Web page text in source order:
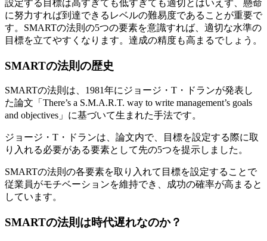
設定する目標は高すぎても低すぎても適切とはいえず、懸命
に努力すれば到達できるレベルの難易度であることが重要で
す。SMARTの法則の5つの要素を意識すれば、適切な水準の
目標を立てやすくなります。達成の精度も高まるでしょう。
SMARTの法則の歴史
SMARTの法則は、1981年にジョージ・T・ドランが発表し
た論文「There’s a S.M.A.R.T. way to write management’s goals
and objectives」に基づいて生まれた手法です。
ジョージ・T・ドランは、論文内で、目標を設定する際に取
り入れる必要がある要素として先の5つを提示しました。
SMARTの法則の各要素を取り入れて目標を設定することで
従業員がモチベーションを維持でき、成功の確率が高まると
しています。
SMARTの法則は時代遅れなのか？